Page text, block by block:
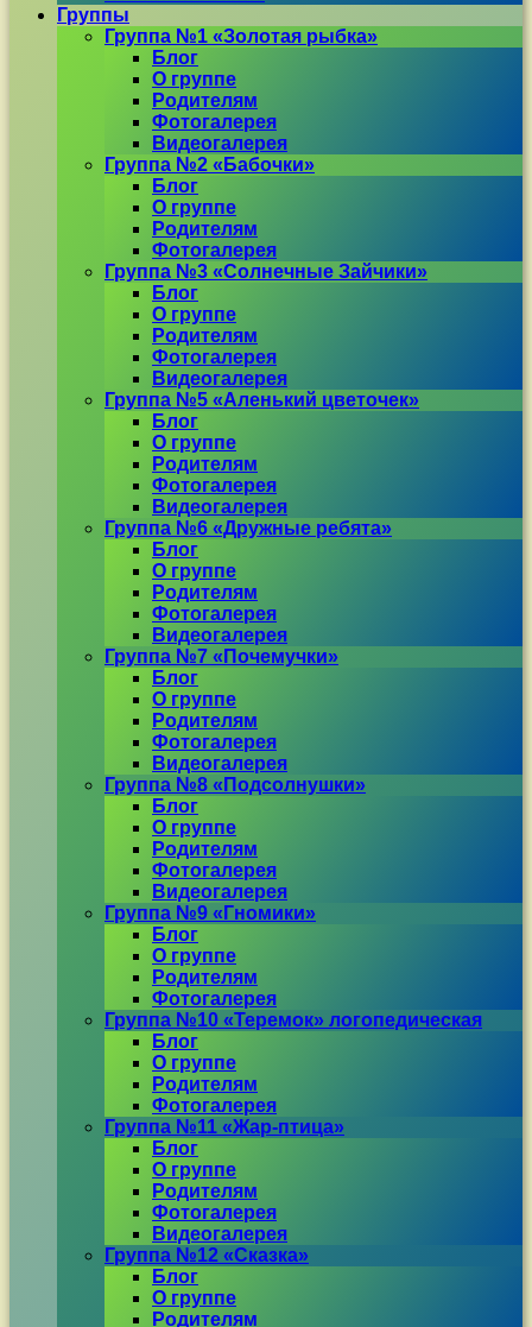
Группы
Группа №1 «Золотая рыбка»
Блог
О группе
Родителям
Фотогалерея
Видеогалерея
Группа №2 «Бабочки»
Блог
О группе
Родителям
Фотогалерея
Группа №3 «Солнечные Зайчики»
Блог
О группе
Родителям
Фотогалерея
Видеогалерея
Группа №5 «Аленький цветочек»
Блог
О группе
Родителям
Фотогалерея
Видеогалерея
Группа №6 «Дружные ребята»
Блог
О группе
Родителям
Фотогалерея
Видеогалерея
Группа №7 «Почемучки»
Блог
О группе
Родителям
Фотогалерея
Видеогалерея
Группа №8 «Подсолнушки»
Блог
О группе
Родителям
Фотогалерея
Видеогалерея
Группа №9 «Гномики»
Блог
О группе
Родителям
Фотогалерея
Группа №10 «Теремок» логопедическая
Блог
О группе
Родителям
Фотогалерея
Группа №11 «Жар-птица»
Блог
О группе
Родителям
Фотогалерея
Видеогалерея
Группа №12 «Сказка»
Блог
О группе
Родителям